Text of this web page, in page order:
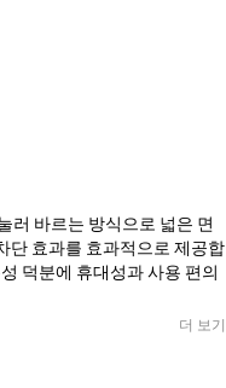
러 바르는 방식으로 넓은 면
단 효과를 효과적으로 제공합
덕분에 휴대성과 사용 편의
더 보기